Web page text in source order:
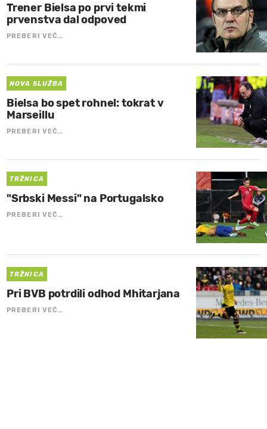
Trener Bielsa po prvi tekmi
prvenstva dal odpoved
PREBERI VEČ…
NOVA SLUŽBA
Bielsa bo spet rohnel: tokrat v
Marseillu
PREBERI VEČ…
TRŽNICA
"Srbski Messi" na Portugalsko
PREBERI VEČ…
TRŽNICA
Pri BVB potrdili odhod Mhitarjana
PREBERI VEČ…